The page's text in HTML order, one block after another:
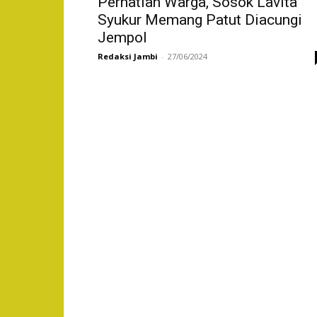
Syukur Memang Patut Diacungi
Jempol
Redaksi Jambi - 27/06/2024